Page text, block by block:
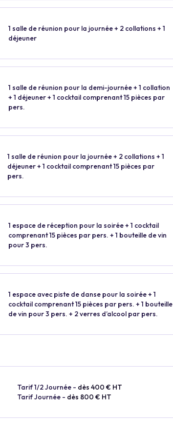
1 salle de réunion pour la journée + 2 collations + 1
déjeuner
1 salle de réunion pour la demi-journée + 1 collation
+ 1 déjeuner + 1 cocktail comprenant 15 pièces par
pers.
1 salle de réunion pour la journée + 2 collations + 1
déjeuner + 1 cocktail comprenant 15 pièces par
pers.
1 espace de réception pour la soirée + 1 cocktail
comprenant 15 pièces par pers. + 1 bouteille de vin
pour 3 pers.
1 espace avec piste de danse pour la soirée + 1
cocktail comprenant 15 pièces par pers. + 1 bouteille
de vin pour 3 pers. + 2 verres d’alcool par pers.
Tarif 1/2 Journée - dès 400 € HT
Tarif Journée - dès 800 € HT